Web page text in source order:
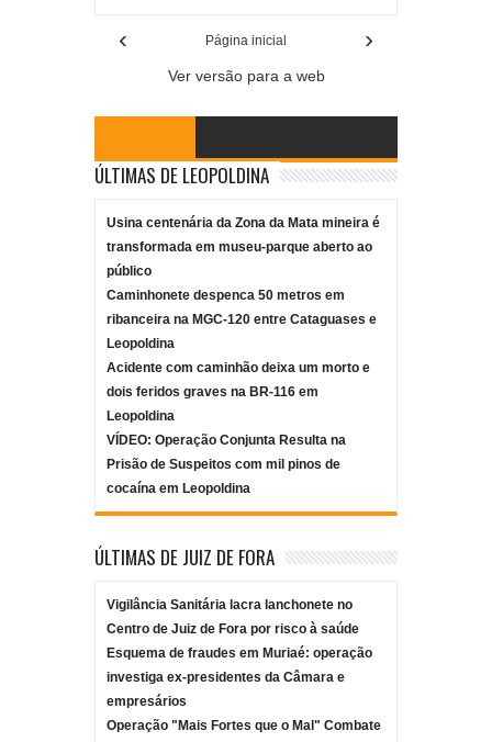
‹ ›
Página inicial
Ver versão para a web
ÚLTIMAS DE LEOPOLDINA
Usina centenária da Zona da Mata mineira é
transformada em museu-parque aberto ao
público
Caminhonete despenca 50 metros em
ribanceira na MGC-120 entre Cataguases e
Leopoldina
Acidente com caminhão deixa um morto e
dois feridos graves na BR-116 em
Leopoldina
VÍDEO: Operação Conjunta Resulta na
Prisão de Suspeitos com mil pinos de
cocaína em Leopoldina
ÚLTIMAS DE JUIZ DE FORA
Vigilância Sanitária lacra lanchonete no
Centro de Juiz de Fora por risco à saúde
Esquema de fraudes em Muriaé: operação
investiga ex-presidentes da Câmara e
empresários
Operação "Mais Fortes que o Mal" Combate